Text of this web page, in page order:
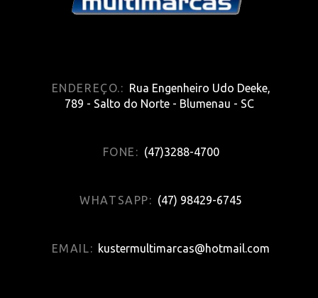
ENDEREÇO.: Rua Engenheiro Udo Deeke,
789 - Salto do Norte - Blumenau - SC
FONE: (47)3288-4700
WHATSAPP: (47) 98429-6745
EMAIL: kustermultimarcas@hotmail.com